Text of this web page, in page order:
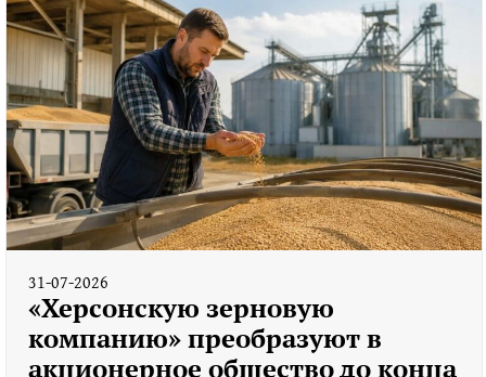
31-07-2026
«Херсонскую зерновую
компанию» преобразуют в
акционерное общество до конца